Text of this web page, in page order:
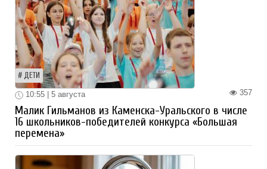
ДЕТИ
357
10:55 | 5 августа
Малик Гильманов из Каменска-Уральского в числе
16 школьников-победителей конкурса «Большая
перемена»